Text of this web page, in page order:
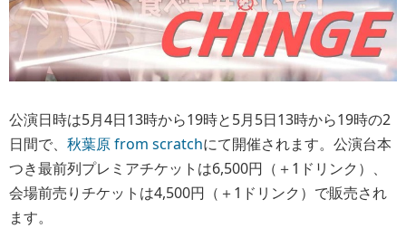
公演日時は5月4日13時から19時と5月5日13時から19時の2
日間で、 秋葉原 from scratchにて開催されます。公演台本
つき最前列プレミアチケットは6,500円（＋1ドリンク）、
会場前売りチケットは4,500円（＋1ドリンク）で販売され
ます。